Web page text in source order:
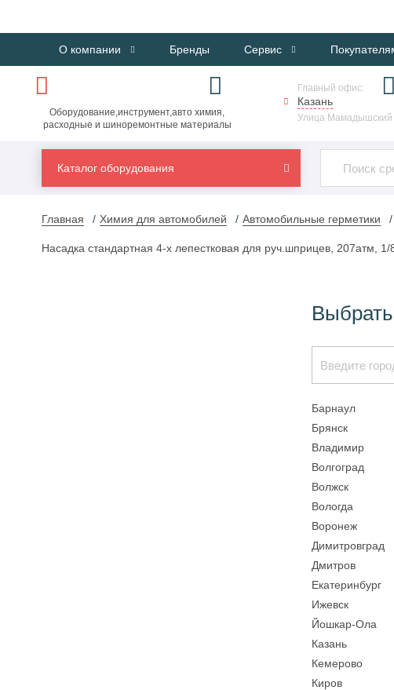
О компании Бренды Сервис
Оборудование,инструмент,авто химия,
расходные и шиноремонтные материалы
Главный офис:
Казань
Улица Мамадышский
Каталог оборудования
Главная Химия для автомобилей Автомобильные герметики
Насадка стандартная 4-х лепестковая для руч.шприцев, 207атм,
Барнаул
Брянск
Владимир
Волгоград
Волжск
Вологда
Воронеж
Димитровград
Дмитров
Екатеринбург
Ижевск
Йошкар-Ола
Казань
Кемерово
Киров